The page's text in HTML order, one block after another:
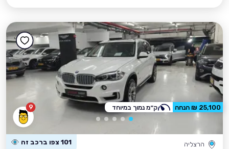
9
הרצליה 101 צפו ברכב זה
25,100 ₪ הנחה ק״מ נמוך במיוחד